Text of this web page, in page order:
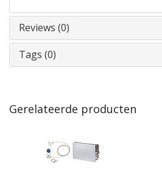
Reviews (0)
Tags (0)
Gerelateerde producten